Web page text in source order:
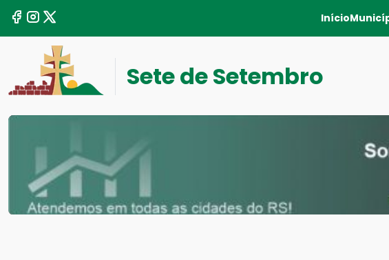
Início
Sete de Setembro